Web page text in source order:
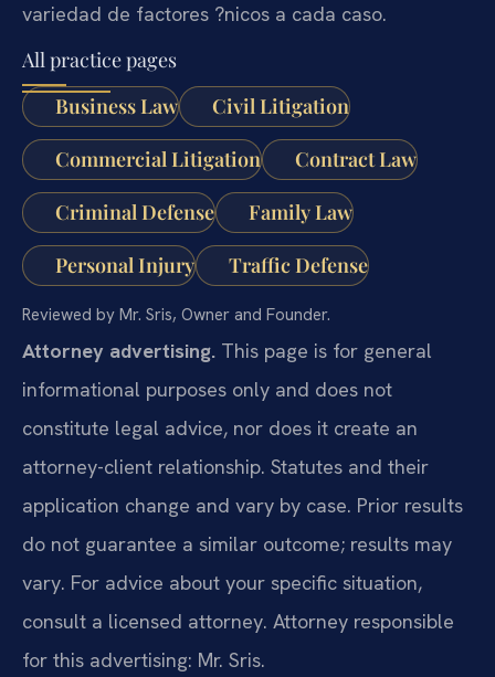
variedad de factores ?nicos a cada caso.
All practice pages
Business Law
Civil Litigation
Commercial Litigation Contract Law
Criminal Defense Family Law
Personal Injury Traffic Defense
Reviewed by Mr. Sris, Owner and Founder.
Attorney advertising. This page is for general
informational purposes only and does not
constitute legal advice, nor does it create an
attorney-client relationship. Statutes and their
application change and vary by case. Prior results
do not guarantee a similar outcome; results may
vary. For advice about your specific situation,
consult a licensed attorney. Attorney responsible
for this advertising: Mr. Sris.